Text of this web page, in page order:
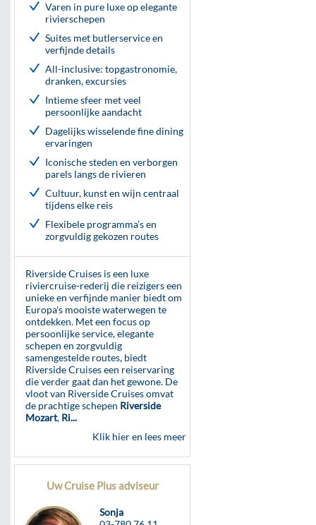
Varen in pure luxe op elegante
rivierschepen
Suites met butlerservice en
verfijnde details
All-inclusive: topgastronomie,
dranken, excursies
Intieme sfeer met veel
persoonlijke aandacht
Dagelijks wisselende fine dining
ervaringen
Iconische steden en verborgen
parels langs de rivieren
Cultuur, kunst en wijn centraal
tijdens elke reis
Flexibele programma’s en
zorgvuldig gekozen routes
Riverside Cruises is een luxe
riviercruise-rederij die reizigers een
unieke en verfijnde manier biedt om
Europa's mooiste waterwegen te
ontdekken. Met een focus op
persoonlijke service, elegante
schepen en zorgvuldig
samengestelde routes, biedt
Riverside Cruises een reiservaring
die verder gaat dan het gewone. De
vloot van Riverside Cruises omvat
de prachtige schepen Riverside
Mozart, Ri...
Klik hier en lees meer
Uw Cruise Plus adviseur
Sonja